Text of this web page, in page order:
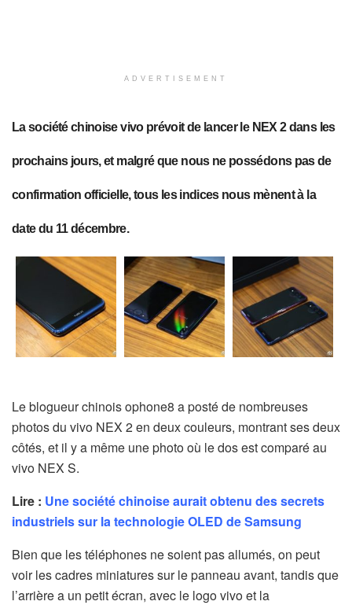
ADVERTISEMENT
La société chinoise vivo prévoit de lancer le NEX 2 dans les
prochains jours, et malgré que nous ne possédons pas de
confirmation officielle, tous les indices nous mènent à la
date du 11 décembre.
Le blogueur chinois ophone8 a posté de nombreuses
photos du vivo NEX 2 en deux couleurs, montrant ses deux
côtés, et il y a même une photo où le dos est comparé au
vivo NEX S.
Lire : Une société chinoise aurait obtenu des secrets
industriels sur la technologie OLED de Samsung
Bien que les téléphones ne soient pas allumés, on peut
voir les cadres miniatures sur le panneau avant, tandis que
l’arrière a un petit écran, avec le logo vivo et la